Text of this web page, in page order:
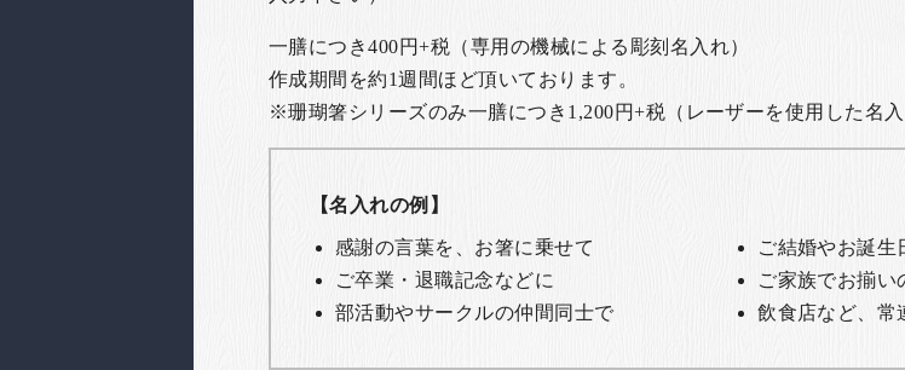
一膳につき400円+税（専用の機械による彫刻名入れ）
作成期間を約1週間ほど頂いております。
※珊瑚箸シリーズのみ一膳につき1,200円+税 （レーザーを使用した名入
【名入れの例】
感謝の言葉を、お箸に乗せて
ご結婚やお誕生
ご卒業・退職記念などに
ご家族でお揃い
部活動やサークルの仲間同士で
飲食店など、常